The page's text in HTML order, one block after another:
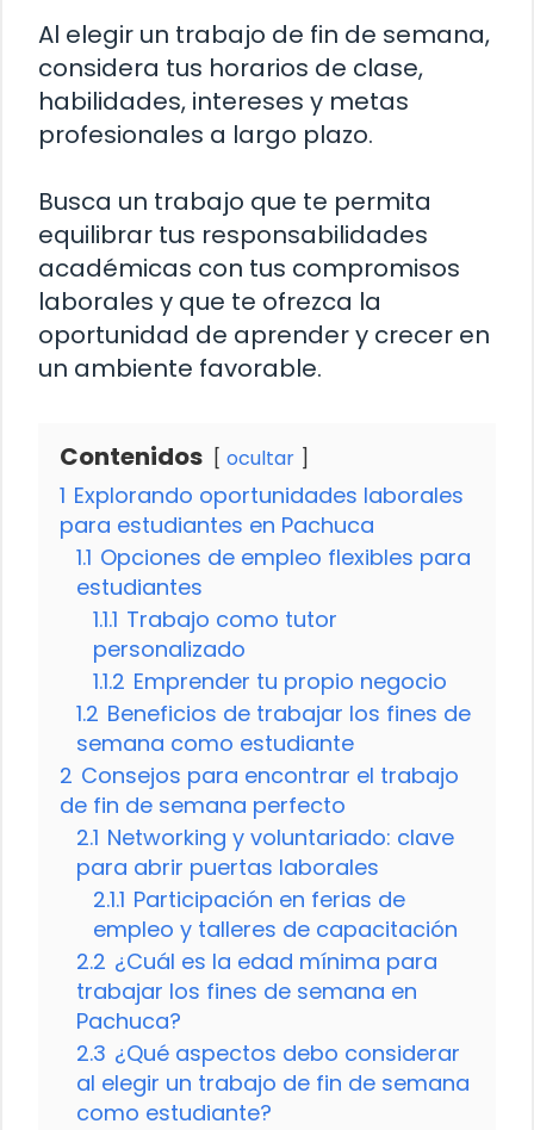
Al elegir un trabajo de fin de semana,
considera tus horarios de clase,
habilidades, intereses y metas
profesionales a largo plazo.
Busca un trabajo que te permita
equilibrar tus responsabilidades
académicas con tus compromisos
laborales y que te ofrezca la
oportunidad de aprender y crecer en
un ambiente favorable.
Contenidos ocultar
1 Explorando oportunidades laborales
para estudiantes en Pachuca
1.1 Opciones de empleo flexibles para
estudiantes
1.1.1 Trabajo como tutor
personalizado
1.1.2 Emprender tu propio negocio
1.2 Beneficios de trabajar los fines de
semana como estudiante
2 Consejos para encontrar el trabajo
de fin de semana perfecto
2.1 Networking y voluntariado: clave
para abrir puertas laborales
2.1.1 Participación en ferias de
empleo y talleres de capacitación
2.2 ¿Cuál es la edad mínima para
trabajar los fines de semana en
Pachuca?
2.3 ¿Qué aspectos debo considerar
al elegir un trabajo de fin de semana
como estudiante?